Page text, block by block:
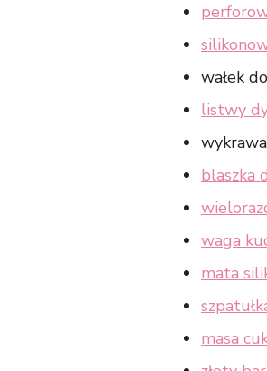
wałek
listwy
blaszka
waga
mata
masa